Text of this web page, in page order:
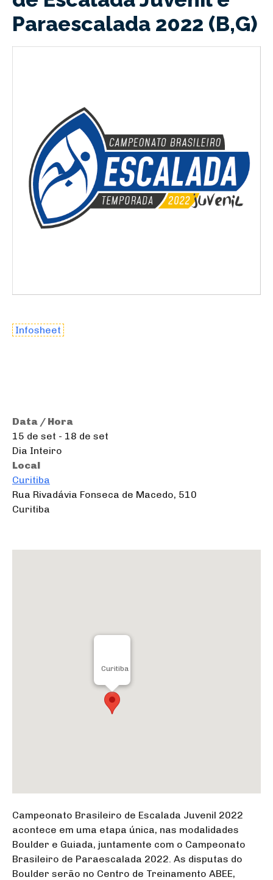
Paraescalada 2022 (B,G)
Infosheet
Data / Hora
15 de set - 18 de set
Dia Inteiro
Local
Curitiba
Rua Rivadávia Fonseca de Macedo, 510
Curitiba
Curitiba
Campeonato Brasileiro de Escalada Juvenil 2022
acontece em uma etapa única, nas modalidades
Boulder e Guiada, juntamente com o Campeonato
Brasileiro de Paraescalada 2022. As disputas do
Boulder serão no Centro de Treinamento ABEE,